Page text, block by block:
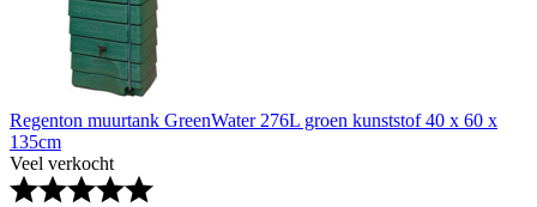
Regenton muurtank GreenWater 276L groen kunststof 40 x 60 x
135cm
Veel verkocht